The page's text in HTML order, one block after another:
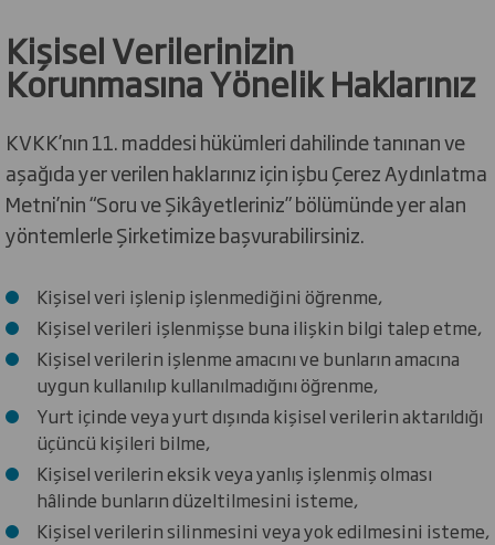
Kişisel Verilerinizin
Korunmasına Yönelik Haklarınız
KVKK’nın 11. maddesi hükümleri dahilinde tanınan ve
aşağıda yer verilen haklarınız için işbu Çerez Aydınlatma
Metni’nin “Soru ve Şikâyetleriniz” bölümünde yer alan
yöntemlerle Şirketimize başvurabilirsiniz.
Kişisel veri işlenip işlenmediğini öğrenme,
Kişisel verileri işlenmişse buna ilişkin bilgi talep etme,
Kişisel verilerin işlenme amacını ve bunların amacına
uygun kullanılıp kullanılmadığını öğrenme,
Yurt içinde veya yurt dışında kişisel verilerin aktarıldığı
üçüncü kişileri bilme,
Kişisel verilerin eksik veya yanlış işlenmiş olması
hâlinde bunların düzeltilmesini isteme,
Kişisel verilerin silinmesini veya yok edilmesini isteme,